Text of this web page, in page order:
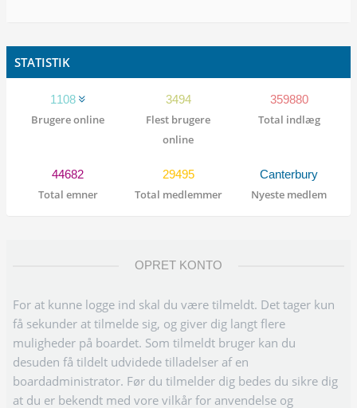
STATISTIK
1108
Brugere online
3494
Flest brugere
online
359880
Total indlæg
44682
Total emner
29495
Total medlemmer
Canterbury
Nyeste medlem
OPRET KONTO
For at kunne logge ind skal du være tilmeldt. Det tager kun
få sekunder at tilmelde sig, og giver dig langt flere
muligheder på boardet. Som tilmeldt bruger kan du
desuden få tildelt udvidede tilladelser af en
boardadministrator. Før du tilmelder dig bedes du sikre dig
at du er bekendt med vore vilkår for anvendelse og